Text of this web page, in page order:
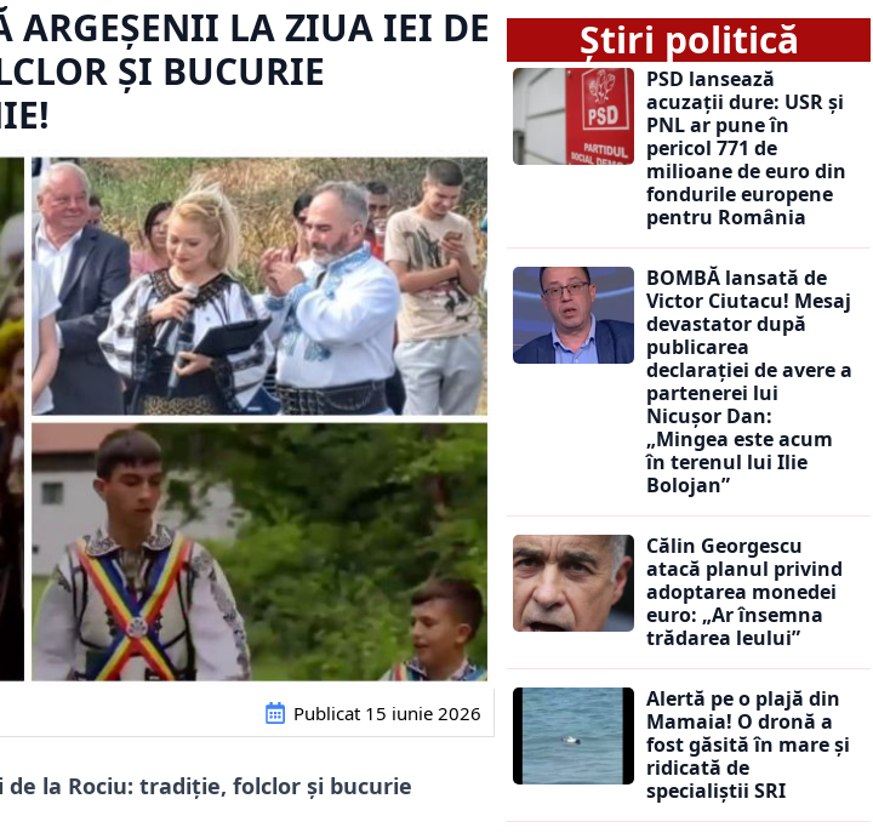
LA ZIUA IEI DE
ȘI BUCURIE
Publicat 15 iunie 2026
la Rociu: tradiție, folclor și bucurie
Știri politică
PSD lansează
acuzații dure: USR și
PNL ar pune în
pericol 771 de
milioane de euro din
fondurile europene
pentru România
BOMBĂ lansată de
Victor Ciutacu! Mesaj
devastator după
publicarea
declarației de avere a
partenerei lui
Nicușor Dan:
„Mingea este acum
în terenul lui Ilie
Bolojan”
Călin Georgescu
atacă planul privind
adoptarea monedei
euro: „Ar însemna
trădarea leului”
Alertă pe o plajă din
Mamaia! O dronă a
fost găsită în mare și
ridicată de
specialiștii SRI